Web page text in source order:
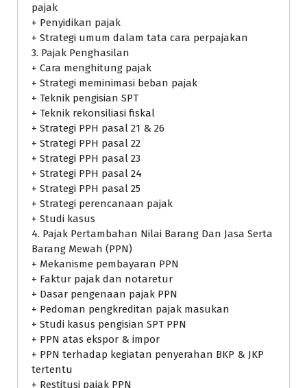
pajak
+ Penyidikan pajak
+ Strategi umum dalam tata cara perpajakan
3. Pajak Penghasilan
+ Cara menghitung pajak
+ Strategi meminimasi beban pajak
+ Teknik pengisian SPT
+ Teknik rekonsiliasi fiskal
+ Strategi PPH pasal 21 & 26
+ Strategi PPH pasal 22
+ Strategi PPH pasal 23
+ Strategi PPH pasal 24
+ Strategi PPH pasal 25
+ Strategi perencanaan pajak
+ Studi kasus
4. Pajak Pertambahan Nilai Barang Dan Jasa Serta
Barang Mewah (PPN)
+ Mekanisme pembayaran PPN
+ Faktur pajak dan notaretur
+ Dasar pengenaan pajak PPN
+ Pedoman pengkreditan pajak masukan
+ Studi kasus pengisian SPT PPN
+ PPN atas ekspor & impor
+ PPN terhadap kegiatan penyerahan BKP & JKP
tertentu
+ Restitusi pajak PPN